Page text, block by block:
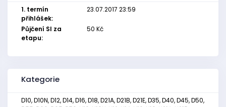
1. termín
přihlášek:
23.07.2017 23:59
Půjčení SI za
etapu:
50 Kč
Kategorie
D10, D10N, D12, D14, D16, D18, D21A, D21B, D21E, D35, D40, D45, D50,